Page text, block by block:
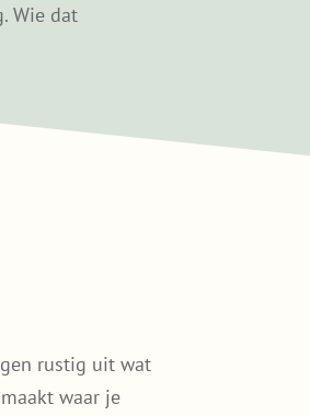
Wie dat
rustig uit wat
waar je